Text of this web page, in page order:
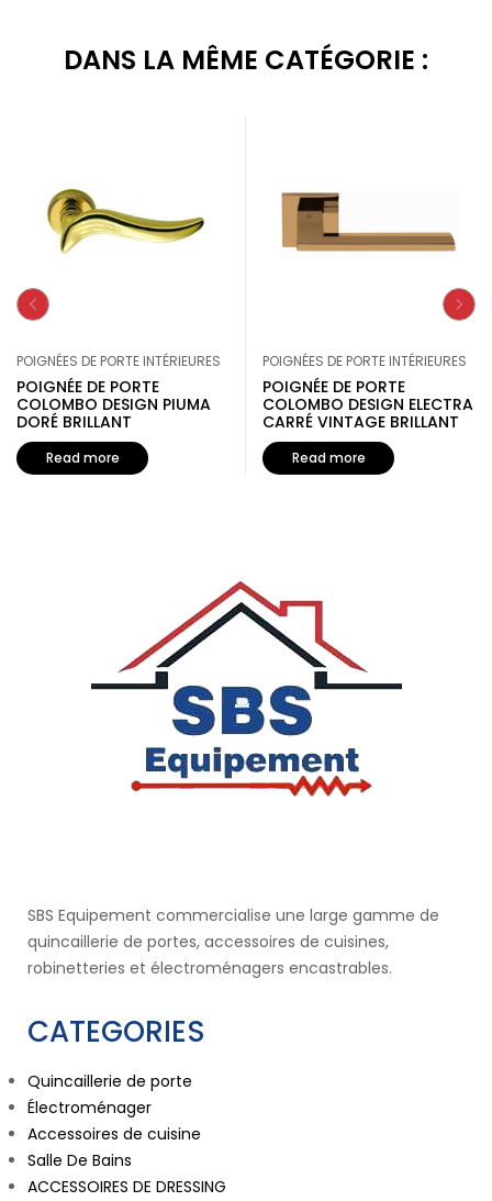
DANS LA MÊME CATÉGORIE :
POIGNÉES DE PORTE INTÉRIEURES
POIGNÉE DE PORTE
COLOMBO DESIGN PIUMA
DORÉ BRILLANT
Read more
POIGNÉES DE PORTE INTÉRIEURES
POIGNÉE DE PORTE
COLOMBO DESIGN ELECTRA
CARRÉ VINTAGE BRILLANT
Read more
SBS Equipement commercialise une large gamme de
quincaillerie de portes, accessoires de cuisines,
robinetteries et électroménagers encastrables.
CATEGORIES
Quincaillerie de porte
Électroménager
Accessoires de cuisine
Salle De Bains
ACCESSOIRES DE DRESSING